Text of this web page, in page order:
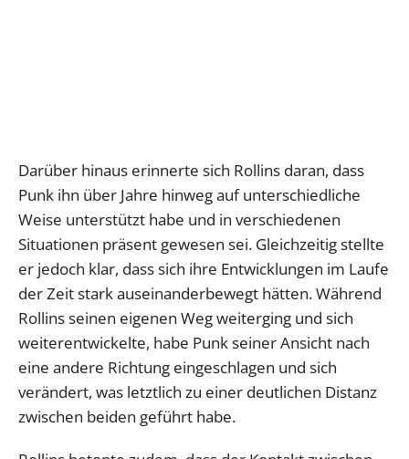
Darüber hinaus erinnerte sich Rollins daran, dass
Punk ihn über Jahre hinweg auf unterschiedliche
Weise unterstützt habe und in verschiedenen
Situationen präsent gewesen sei. Gleichzeitig stellte
er jedoch klar, dass sich ihre Entwicklungen im Laufe
der Zeit stark auseinanderbewegt hätten. Während
Rollins seinen eigenen Weg weiterging und sich
weiterentwickelte, habe Punk seiner Ansicht nach
eine andere Richtung eingeschlagen und sich
verändert, was letztlich zu einer deutlichen Distanz
zwischen beiden geführt habe.